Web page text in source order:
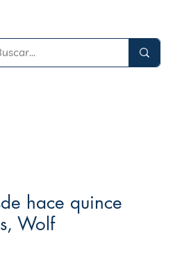
hace quince
Wolf